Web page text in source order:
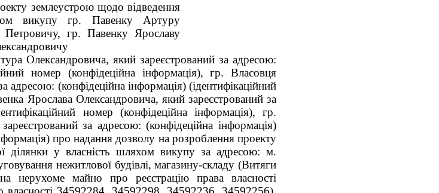
землеустрою щодо відведення
викупу гр. Павенку Артуру
гр. Павенку Ярославу
Олександровича, який зареєстрований за адресою:
номер (конфідеційна інформація), гр. Власовця
адресою: (конфідеційна інформація) (ідентифікаційний
Ярослава Олександровича, який зареєстрований за
номер (конфідеційна інформація), гр.
за адресою: (конфідеційна інформація)
про надання дозволу на розроблення проекту
ділянки у власність шляхом викупу за адресою: м.
нежитлової будівлі, магазину-складу (Витяги
нерухоме майно про реєстрацію права власності